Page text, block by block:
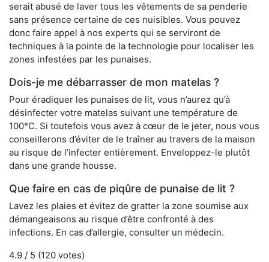
serait abusé de laver tous les vêtements de sa penderie
sans présence certaine de ces nuisibles. Vous pouvez
donc faire appel à nos experts qui se serviront de
techniques à la pointe de la technologie pour localiser les
zones infestées par les punaises.
Dois-je me débarrasser de mon matelas ?
Pour éradiquer les punaises de lit, vous n’aurez qu’à
désinfecter votre matelas suivant une température de
100°C. Si toutefois vous avez à cœur de le jeter, nous vous
conseillerons d’éviter de le traîner au travers de la maison
au risque de l’infecter entièrement. Enveloppez-le plutôt
dans une grande housse.
Que faire en cas de piqûre de punaise de lit ?
Lavez les plaies et évitez de gratter la zone soumise aux
démangeaisons au risque d’être confronté à des
infections. En cas d’allergie, consulter un médecin.
4.9 / 5 (120 votes)